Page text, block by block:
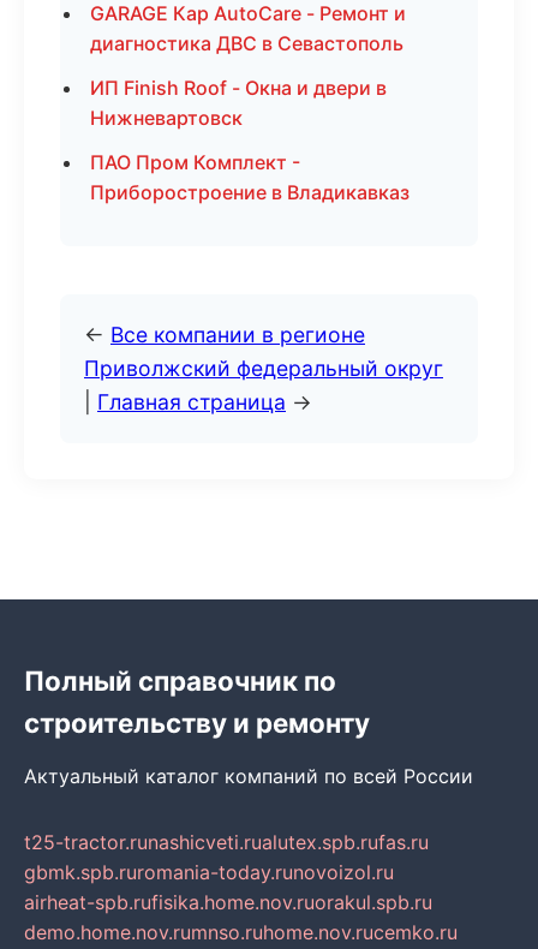
GARAGE Кар AutoCare - Ремонт и
диагностика ДВС в Севастополь
ИП Finish Roof - Окна и двери в
Нижневартовск
ПАО Пром Комплект -
Приборостроение в Владикавказ
← Все компании в регионе
Приволжский федеральный округ
Главная страница →
Полный справочник по
строительству и ремонту
Актуальный каталог компаний по всей России
t25-tractor.runashicveti.rualutex.spb.rufas.ru
gbmk.spb.ruromania-today.runovoizol.ru
airheat-spb.rufisika.home.nov.ruorakul.spb.ru
demo.home.nov.rumnso.ruhome.nov.rucemko.ru